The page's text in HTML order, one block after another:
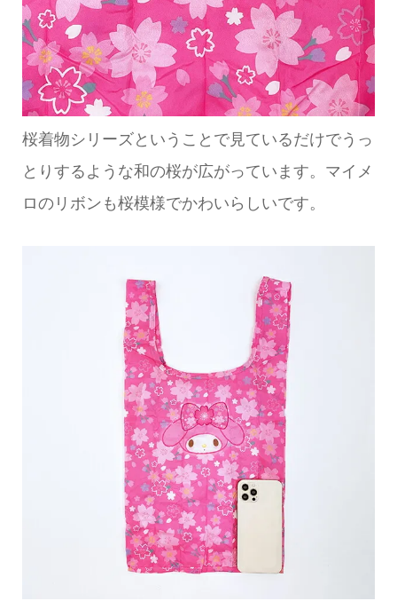
桜着物シリーズということで見ているだけでうっ
とりするような和の桜が広がっています。マイメ
ロのリボンも桜模様でかわいらしいです。